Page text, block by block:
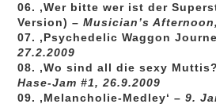
06. ‚Wer bitte wer ist der
Version) –Musician’s
07. ‚Psychedelic Waggon
27.2.2009
08. ‚Wo sind all die sexy
Hase-Jam #1, 26.9.2009
09. ‚Melancholie-Medley‘ –9.